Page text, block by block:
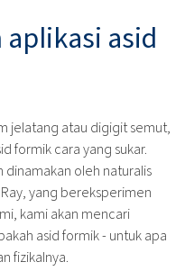
asid
jelatang atau digigit semut,
formik cara yang sukar.
dinamakan oleh naturalis
yang bereksperimen
kami akan mencari
asid formik - untuk apa
fizikalnya.